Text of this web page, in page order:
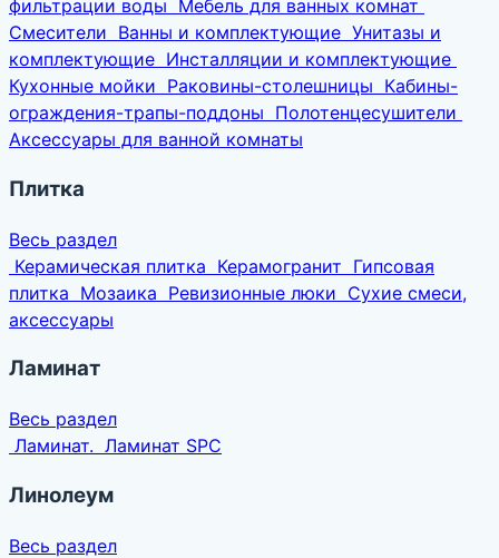
фильтрации воды
Мебель для ванных комнат
Смесители Ванны и комплектующие Унитазы и
комплектующие Инсталляции и комплектующие
Кухонные мойки Раковины-столешницы Кабины-
ограждения-трапы-поддоны Полотенцесушители
Аксессуары для ванной комнаты
Плитка
Весь раздел
Керамическая плитка Керамогранит Гипсовая
плитка Мозаика Ревизионные люки Сухие смеси,
аксессуары
Ламинат
Весь раздел
Ламинат. Ламинат SPC
Линолеум
Весь раздел